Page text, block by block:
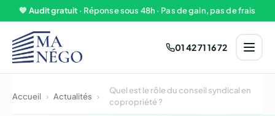
Aller au contenu
💚 Audit gratuit · Réponse sous 48h · Pas de gain, pas de frais
01 42 71 16 72
Accueil › Actualités ›
Quel est le rôle du conseil syndical en
copropriété ?